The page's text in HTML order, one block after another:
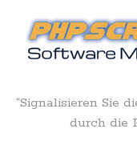
“Signalisieren Sie
durch die